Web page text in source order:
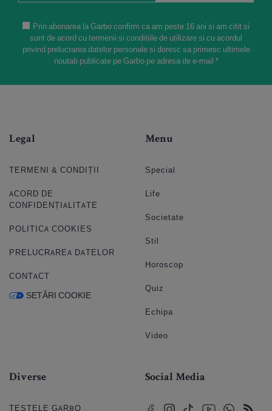
Prin abonarea la Garbo confirm ca am peste 16 ani si am citit si
sunt de acord cu termenii si conditiile de utilizare si cu acordul
privind prelucrarea datelor personale si doresc sa primesc ultimele
noutati publicate pe Garbo pe adresa de e-mail *
Legal
TERMENI & CONDIȚII
ACORD DE
CONFIDENȚIALITATE
POLITICA COOKIES
PRELUCRAREA DATELOR
CONTACT
SETĂRI COOKIE
Menu
Special
Life
Societate
Stil
Horoscop
Quiz
Echipa
Video
Diverse
TESTELE GARBO
Social Media